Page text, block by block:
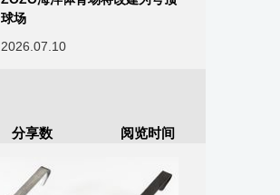
球场
2026.07.10
分享数 阅览时间